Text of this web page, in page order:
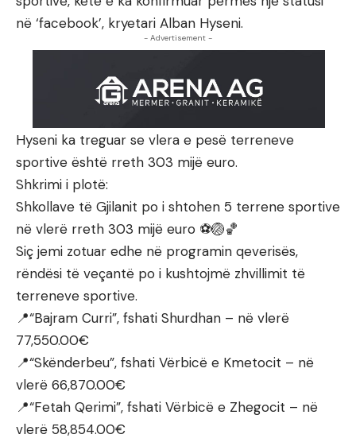
në ‘facebook’, kryetari Alban Hyseni.
- Advertisement -
Hyseni ka treguar se vlera e pesë terreneve
sportive është rreth 303 mijë euro.
Shkrimi i plotë:
Shkollave të Gjilanit po i shtohen 5 terrene sportive
në vlerë rreth 303 mijë euro ⚽️🏐🏀
Siç jemi zotuar edhe në programin qeverisës,
rëndësi të veçantë po i kushtojmë zhvillimit të
terreneve sportive.
📍“Bajram Curri”, fshati Shurdhan – në vlerë
77,550.00€
📍“Skënderbeu”, fshati Vërbicë e Kmetocit – në
vlerë 66,870.00€
📍“Fetah Qerimi”, fshati Vërbicë e Zhegocit – në
vlerë 58,854.00€